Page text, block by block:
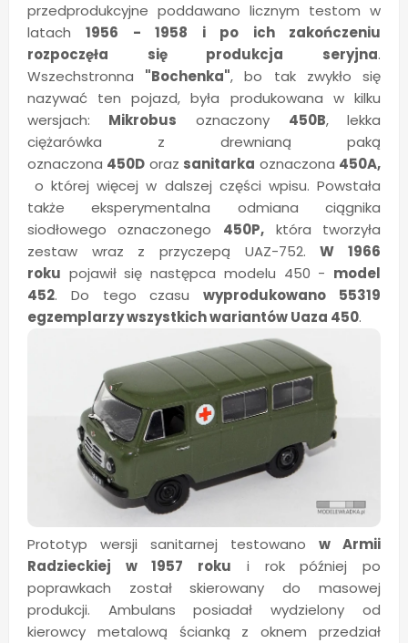
przedprodukcyjne poddawano licznym testom w
latach1956 - 1958 i po ich zakończeniu
rozpoczęła się produkcja seryjna.
Wszechstronna "Bochenka", bo tak zwykło się
nazywać ten pojazd, była produkowana w kilku
wersjach: Mikrobus oznaczony 450B, lekka
ciężarówka z drewnianą paką
oznaczona 450D oraz sanitarka oznaczona 450A,
o której więcej w dalszej części wpisu. Powstała
także eksperymentalna odmiana ciągnika
siodłowego oznaczonego 450P, która tworzyła
zestaw wraz z przyczepą UAZ-752.W 1966
roku pojawił się następca modelu 450 - model
452. Do tego czasuwyprodukowano 55319
egzemplarzy wszystkich wariantów Uaza 450.
Prototyp wersji sanitarnej testowanow Armii
Radzieckiej w 1957 roku i rok później po
poprawkach został skierowany do masowej
produkcji. Ambulans posiadał wydzielony od
kierowcy metalową ścianką z oknem przedział